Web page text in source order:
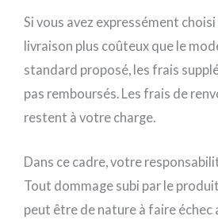
Si vous avez expressément
livraison plus coûteux que le
standard proposé, les frais
pas remboursés. Les frais de
restent à votre charge.
Dans ce cadre, votre
Tout dommage subi par le
peut être de nature à faire échec